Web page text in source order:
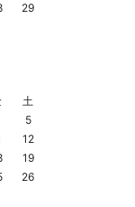
29
土
5
12
19
26